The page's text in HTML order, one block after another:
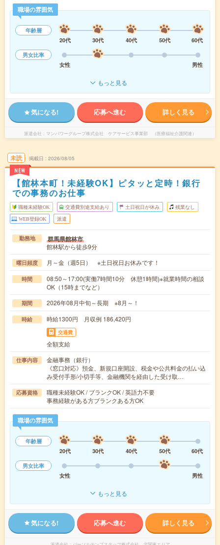
職場の雰囲気
年齢層
20代
30代 40代 50代
60代
男女比率
女性
男性
もっと見る
気になる! 応募へ進む 詳しく見る
派遣会社 マンパワーグループ株式会社 ケアサービス事業部 （医療福祉介護関連）
未読
NEW
掲載日 2026/08/05
【館林本町！未経験OK】ピタッと定時！銀行
での事務のお仕事
職種未経験OK 交通費別途支給あり 土日祝日が休み 残業なし
WEB登録OK 派遣
勤務地 群馬県館林市
館林駅から徒歩9分
曜日頻度 月～金（週5日） ※土日祝日お休みです！
時間
08:50～17:00(実働7時間10分 休憩1時間)※就業時間の相談
OK（15時までなど）
期間 2026年08月中旬～長期 ※8月～！
時給 時給1300円 月収例 186,420円
交通費
全額支給
仕事内容
金融事務（銀行）
《窓口対応》預金、新規口座開設、税金や公共料金の払い込
み受付手形/小切手等、金融機関を経由した受け取…
応募資格
職種未経験OK / ブランクOK / 英語力不要
事務経験がある方ブランクある方OK
職場の雰囲気
年齢層
20代
30代 40代 50代
60代
男女比率
女性
男性
もっと見る
気になる! 応募へ進む 詳しく見る